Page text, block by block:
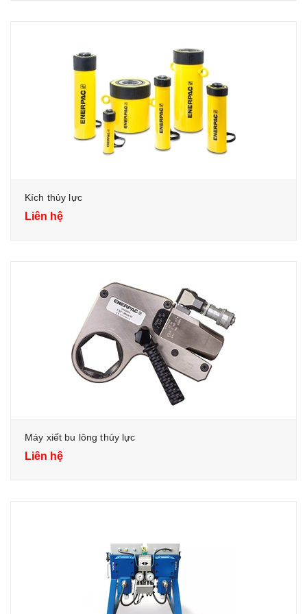
Kích thủy lực
Liên hệ
Máy xiết bu lông thủy lực
Liên hệ